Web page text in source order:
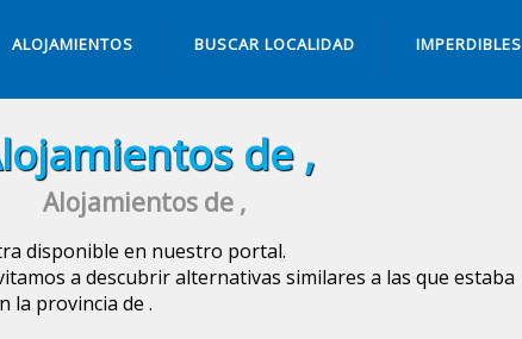
ALOJAMIENTOS BUSCAR LOCALIDAD IMPERDIBLES
de ,
Alojamientos de ,
disponible en nuestro portal.
a descubrir alternativas similares a las que estaba
la provincia de .